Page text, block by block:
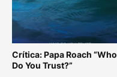
Crítica: Papa Roach “Who
Do You Trust?”